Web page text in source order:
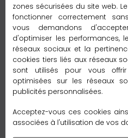
zones sécurisées du site web.
fonctionner correctement
vous demandons
d'optimiser les performances,
réseaux sociaux et la
cookies tiers liés aux réseaux
sont utilisés pour vous
optimisées sur les réseaux
publicités personnalisées.
Acceptez-vous ces cookies
associées à l'utilisation de vos